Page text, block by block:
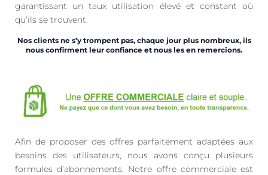
garantissant un taux utilisation élevé et constant où
qu’ils se trouvent.
Nos clients ne s’y trompent pas, chaque jour plus nombreux, ils
nous confirment leur confiance et nous les en remercions.
Afin de proposer des offres parfaitement adaptées aux
besoins des utilisateurs, nous avons conçu plusieurs
formules d’abonnements. Notre offre commerciale est